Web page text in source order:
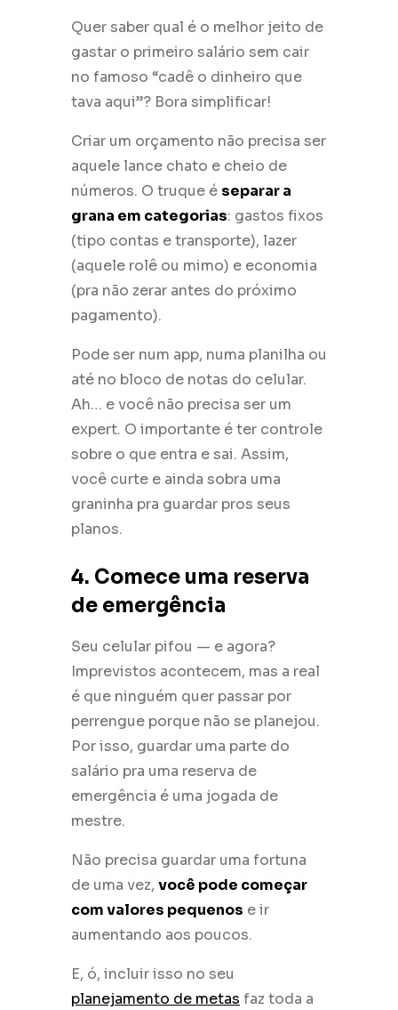
Quer saber qual é o melhor jeito de
gastar o primeiro salário sem cair
no famoso “cadê o dinheiro que
tava aqui”? Bora simplificar!
Criar um orçamento não precisa ser
aquele lance chato e cheio de
números. O truque é separar a
grana em categorias: gastos fixos
(tipo contas e transporte), lazer
(aquele rolê ou mimo) e economia
(pra não zerar antes do próximo
pagamento).
Pode ser num app, numa planilha ou
até no bloco de notas do celular.
Ah… e você não precisa ser um
expert. O importante é ter controle
sobre o que entra e sai. Assim,
você curte e ainda sobra uma
graninha pra guardar pros seus
planos.
4. Comece uma reserva
de emergência
Seu celular pifou — e agora?
Imprevistos acontecem, mas a real
é que ninguém quer passar por
perrengue porque não se planejou.
Por isso, guardar uma parte do
salário pra uma reserva de
emergência é uma jogada de
mestre.
Não precisa guardar uma fortuna
de uma vez, você pode começar
com valores pequenos e ir
aumentando aos poucos.
E, ó, incluir isso no seu
planejamento de metas faz toda a